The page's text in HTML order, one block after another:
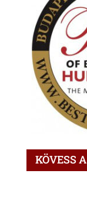
KÖVESS